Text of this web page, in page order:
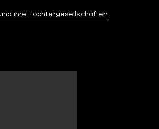
ihre Tochtergesellschaften